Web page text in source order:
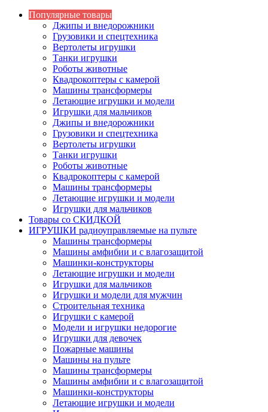
Популярные товары
Джипы и внедорожники
Грузовики и спецтехника
Вертолеты игрушки
Танки игрушки
Роботы животные
Квадрокоптеры с камерой
Машины трансформеры
Летающие игрушки и модели
Игрушки для мальчиков
Джипы и внедорожники
Грузовики и спецтехника
Вертолеты игрушки
Танки игрушки
Роботы животные
Квадрокоптеры с камерой
Машины трансформеры
Летающие игрушки и модели
Игрушки для мальчиков
Товары со СКИДКОЙ
ИГРУШКИ радиоуправляемые на пульте
Машины трансформеры
Машины амфибии и с влагозащитой
Машинки-конструкторы
Летающие игрушки и модели
Игрушки для мальчиков
Игрушки и модели для мужчин
Строительная техника
Игрушки с камерой
Модели и игрушки недорогие
Игрушки для девочек
Пожарные машины
Машины на пульте
Машины трансформеры
Машины амфибии и с влагозащитой
Машинки-конструкторы
Летающие игрушки и модели